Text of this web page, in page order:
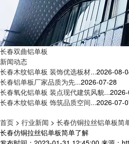
长春双曲铝单板
新闻动态
长春木纹铝单板 装饰优选板材...2026-08-
长春铝单板厂家品质为先...2026-07-28
长春氧化铝单板 装点现代建筑风貌...
长春木纹铝单板 饰筑品质空间...2026-07-
首页 > 行业新闻 > 长春仿铜拉丝铝单板简
长春仿铜拉丝铝单板简单了解